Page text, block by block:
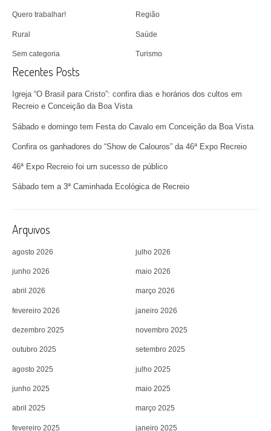
Quero trabalhar! Região
Rural Saúde
Sem categoria Turismo
Recentes Posts
Igreja “O Brasil para Cristo”: confira dias e horários dos cultos em
Recreio e Conceição da Boa Vista
Sábado e domingo tem Festa do Cavalo em Conceição da Boa Vista
Confira os ganhadores do “Show de Calouros” da 46ª Expo Recreio
46ª Expo Recreio foi um sucesso de público
Sábado tem a 3ª Caminhada Ecológica de Recreio
Arquivos
agosto 2026 julho 2026
junho 2026 maio 2026
abril 2026 março 2026
fevereiro 2026 janeiro 2026
dezembro 2025 novembro 2025
outubro 2025 setembro 2025
agosto 2025 julho 2025
junho 2025 maio 2025
abril 2025 março 2025
fevereiro 2025 janeiro 2025